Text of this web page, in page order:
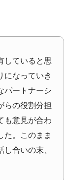
していると思
になっていき
パートナーシ
らの役割分担
も意見が合わ
た。このまま
合いの末、